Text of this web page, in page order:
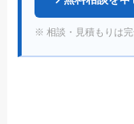
※ 相談・見積もりは完